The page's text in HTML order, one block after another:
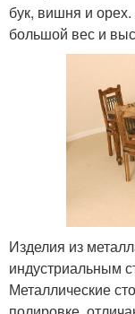
бук, вишня и орех.
большой вес и
Изделия из
индустриальным
Металлические